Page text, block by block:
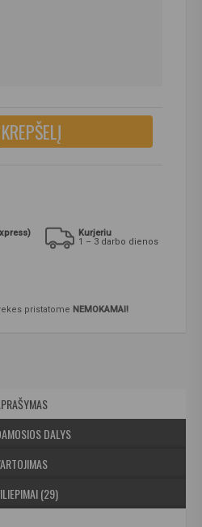
Kurjeriu
1 – 3 darbo dienos
pristatome NEMOKAMAI!
DALYS
(29)